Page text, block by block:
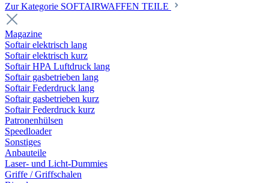
Zur Kategorie SOFTAIRWAFFEN TEILE
Magazine
Softair elektrisch lang
Softair elektrisch kurz
Softair HPA Luftdruck lang
Softair gasbetrieben lang
Softair Federdruck lang
Softair gasbetrieben kurz
Softair Federdruck kurz
Patronenhülsen
Speedloader
Sonstiges
Anbauteile
Laser- und Licht-Dummies
Griffe / Griffschalen